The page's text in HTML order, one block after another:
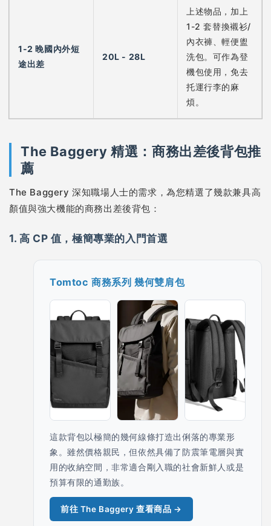
1-2 晚國內外短
途出差
20L - 28L
上述物品，加上
1-2 套替換襯衫/
內衣褲、輕便盥
洗包。可作為登
機包使用，免去
托運行李的麻
煩。
The Baggery 精選：商務出差後背包推
薦
The Baggery 深知職場人士的需求，為您精選了幾款兼具高
顏值與強大機能的商務出差後背包：
1. 高 CP 值，極簡專業的入門首選
Tomtoc 商務系列 幾何雙肩包
這款背包以極簡的幾何線條打造出俐落的專業形
象。雖然價格親民，但依然具備了防震筆電層與實
用的收納空間，非常適合剛入職的社會新鮮人或是
預算有限的通勤族。
前往 The Baggery 查看商品 →